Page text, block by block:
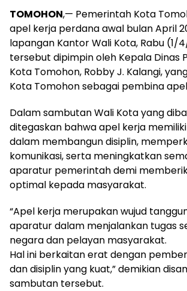
TOMOHON,— Pemerintah Kota
apel kerja perdana awal bulan April
lapangan Kantor Wali Kota, Rabu (1/
tersebut dipimpin oleh Kepala Dinas
Kota Tomohon, Robby J. Kalangi,
Kota Tomohon sebagai pembina
Dalam sambutan Wali Kota yang
ditegaskan bahwa apel kerja
dalam membangun disiplin,
komunikasi, serta meningkatkan
aparatur pemerintah demi
optimal kepada masyarakat.
“Apel kerja merupakan wujud
aparatur dalam menjalankan tugas
negara dan pelayan masyarakat.
Hal ini berkaitan erat dengan
dan disiplin yang kuat,” demikian
sambutan tersebut.